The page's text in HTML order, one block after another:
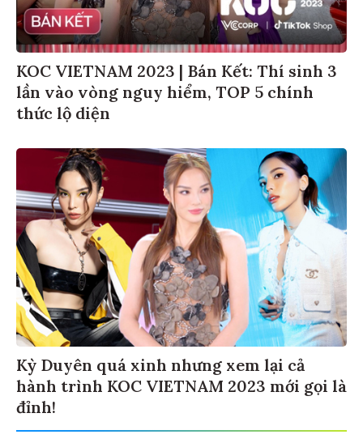
KOC VIETNAM 2023 | Bán Kết: Thí sinh 3
lần vào vòng nguy hiểm, TOP 5 chính
thức lộ diện
Kỳ Duyên quá xinh nhưng xem lại cả
hành trình KOC VIETNAM 2023 mới gọi là
đỉnh!